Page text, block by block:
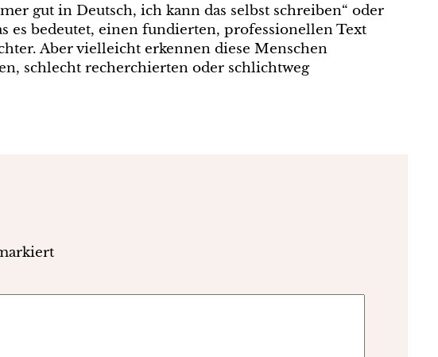
gut in Deutsch, ich kann das selbst schreiben“ oder
es bedeutet, einen fundierten, professionellen Text
Aber vielleicht erkennen diese Menschen
schlecht recherchierten oder schlichtweg